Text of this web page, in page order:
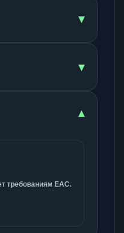
▾
▾
▾
требованиям ЕАС.